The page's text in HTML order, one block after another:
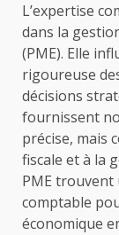
L’expertise
dans la
(PME). Elle
rigoureuse
décisions
fournissent
précise, mais
fiscale et à la
PME trouvent
comptable
économique